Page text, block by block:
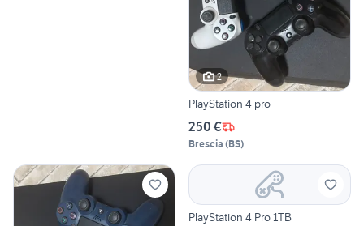
2
PlayStation 4 pro
250 €
Brescia (BS)
PlayStation 4 Pro 1TB